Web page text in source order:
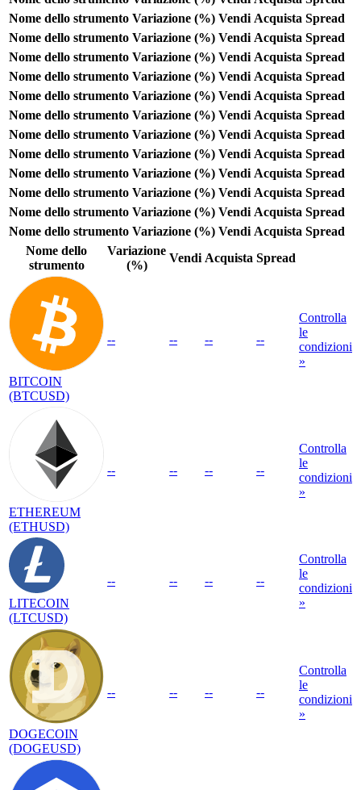
Nome dello strumento Variazione (%) Vendi Acquista Spread
Nome dello strumento Variazione (%) Vendi Acquista Spread
Nome dello strumento Variazione (%) Vendi Acquista Spread
Nome dello strumento Variazione (%) Vendi Acquista Spread
Nome dello strumento Variazione (%) Vendi Acquista Spread
Nome dello strumento Variazione (%) Vendi Acquista Spread
Nome dello strumento Variazione (%) Vendi Acquista Spread
Nome dello strumento Variazione (%) Vendi Acquista Spread
Nome dello strumento Variazione (%) Vendi Acquista Spread
Nome dello strumento Variazione (%) Vendi Acquista Spread
Nome dello strumento Variazione (%) Vendi Acquista Spread
Nome dello strumento Variazione (%) Vendi Acquista Spread
Nome dello
strumento
Variazione
(%)
Vendi Acquista Spread
BITCOIN
(BTCUSD)
-- -- -- --
Controlla
le
condizioni
»
ETHEREUM
(ETHUSD)
-- -- -- --
Controlla
le
condizioni
»
LITECOIN
(LTCUSD)
-- -- -- --
Controlla
le
condizioni
»
DOGECOIN
(DOGEUSD)
-- -- -- --
Controlla
le
condizioni
»